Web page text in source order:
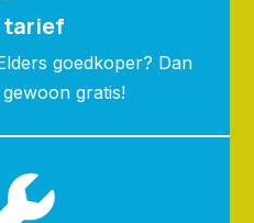
tarief
goedkoper? Dan
gratis!